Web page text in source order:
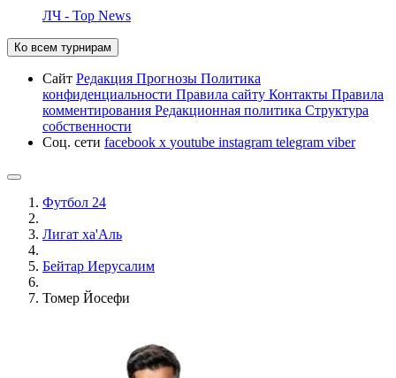
ЛЧ - Top News
Ко всем турнирам
Сайт Редакция Прогнозы Политика
конфиденциальности Правила сайту Контакты Правила
комментирования Редакционная политика Структура
собственности
Соц. сети facebook x youtube instagram telegram viber
Футбол 24
Лигат ха'Аль
Бейтар Иерусалим
Томер Йосефи